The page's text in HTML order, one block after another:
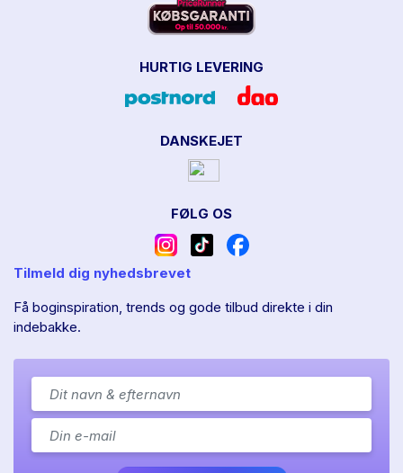
HURTIG LEVERING
DANSKEJET
FØLG OS
Tilmeld dig nyhedsbrevet
Få boginspiration, trends og gode tilbud direkte i din
indebakke.